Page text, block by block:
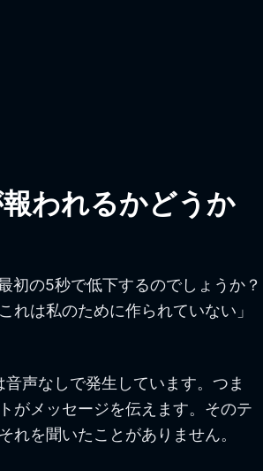
われるかどうか
初の5秒で低下するのでしょうか？
は私のために作られていない」
声なしで発生しています。つま
がメッセージを伝えます。そのテ
を聞いたことがありません。